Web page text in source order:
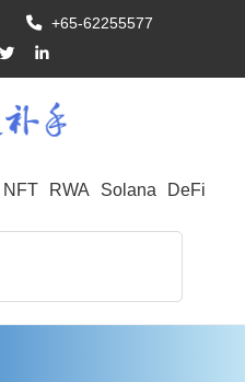
+65-62255577
NFT RWA Solana DeFi